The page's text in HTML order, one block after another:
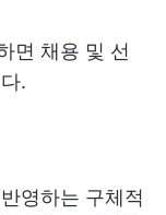
면 채용 및 선
.
영하는 구체적